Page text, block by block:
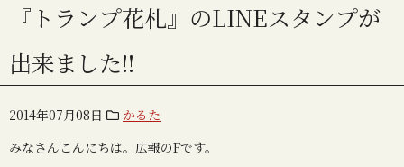
『トランプ花札』のLINEスタンプが
出来ました!!
2014年07月08日
かるた
みなさんこんにちは。広報のFです。